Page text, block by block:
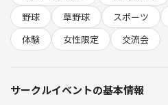
現地でかかる費用は無し。
手ぶら可、グローブもお貸ししますの
キャッチボールが初めての方もぜひお
優しくエスコートします！
野球
草野球 スポーツ
体験
女性限定 交流会
サークルイベントの基本情報